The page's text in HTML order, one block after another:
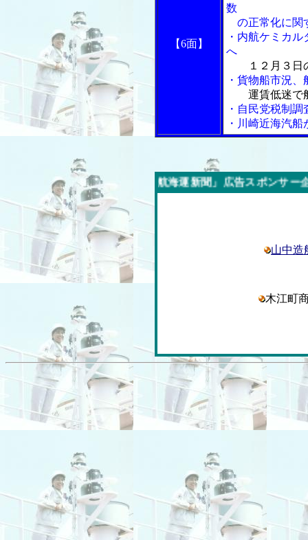
【6面】
数
の正常化に関
・内航ケミカ
へ
１２月３
・貨物船市況
運賃低迷で
・自民党税制
・川崎近海汽
今週の「内航海運新聞」広告スポンサー企業
山中造
木江町